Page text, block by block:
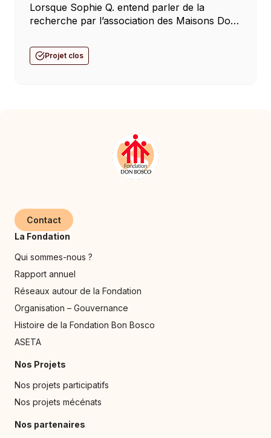
Lorsque Sophie Q. entend parler de la
recherche par l’association des Maisons Don
maisons d’action sociale, elle s’imagine de
venir aider… Concrètement, à […]
Projet clos
Contact
La Fondation
Qui sommes-nous ?
Rapport annuel
Réseaux autour de la Fondation
Organisation – Gouvernance
Histoire de la Fondation Bon Bosco
ASETA
Nos Projets
Nos projets participatifs
Nos projets mécénats
Nos partenaires